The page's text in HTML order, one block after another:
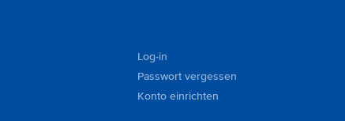
Log-in
Passwort vergessen
Konto einrichten